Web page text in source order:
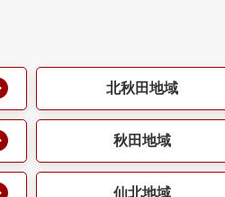
北秋田地域
秋田地域
仙北地域